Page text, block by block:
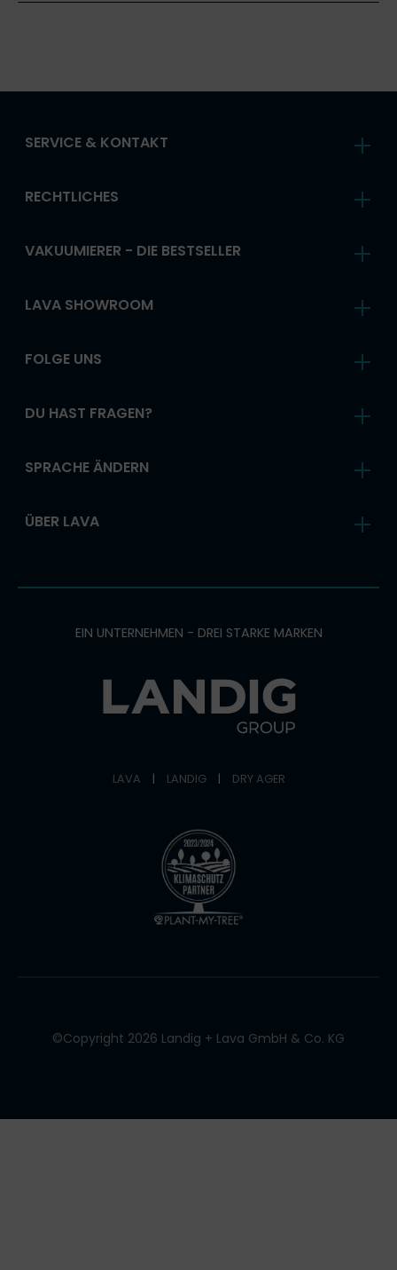
SERVICE & KONTAKT
RECHTLICHES
VAKUUMIERER - DIE BESTSELLER
LAVA SHOWROOM
FOLGE UNS
DU HAST FRAGEN?
SPRACHE ÄNDERN
ÜBER LAVA
EIN UNTERNEHMEN - DREI STARKE MARKEN
LAVA | LANDIG | DRY AGER
©Copyright 2026 Landig + Lava GmbH & Co. KG